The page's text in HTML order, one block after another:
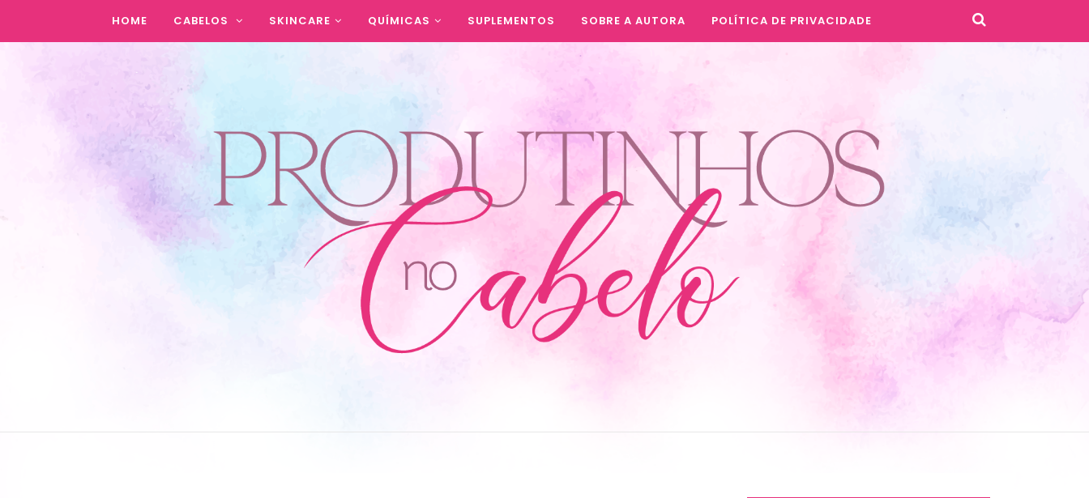
HOME CABELOS SKINCARE QUÍMICAS SUPLEMENTOS SOBRE A AUTORA POLÍTICA DE PRIVACIDADE